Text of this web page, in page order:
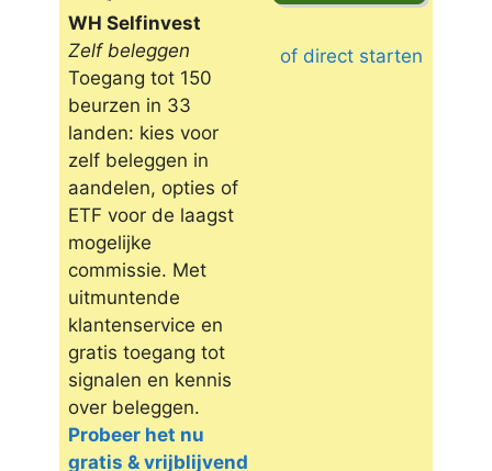
WH Selfinvest
Zelf beleggen
Toegang tot 150
beurzen in 33
landen: kies voor
zelf beleggen in
aandelen, opties of
ETF voor de laagst
mogelijke
commissie. Met
uitmuntende
klantenservice en
gratis toegang tot
signalen en kennis
over beleggen.
Probeer het nu
gratis & vrijblijvend
of direct starten